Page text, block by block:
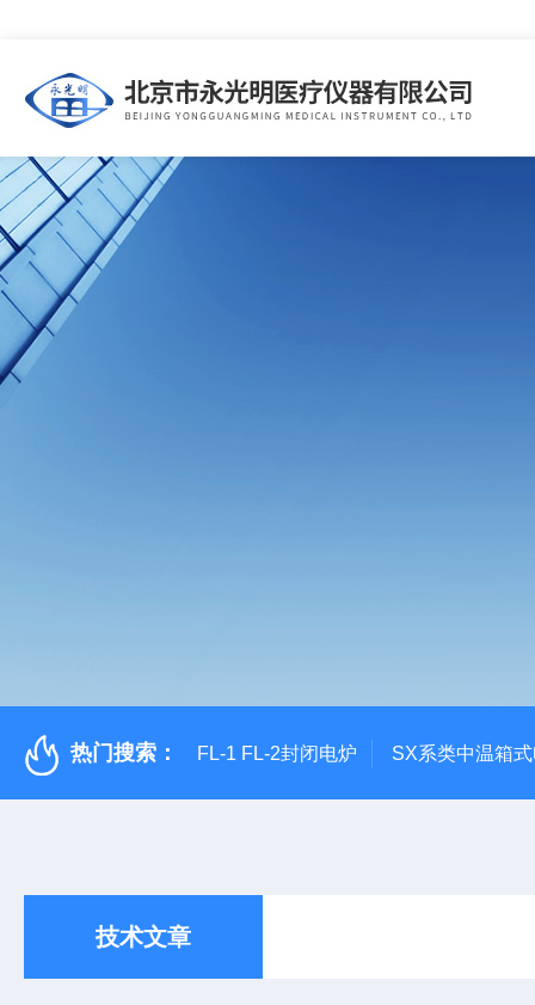
热门搜索： FL-1 FL-2封闭电炉 SX系类中温箱
技术文章